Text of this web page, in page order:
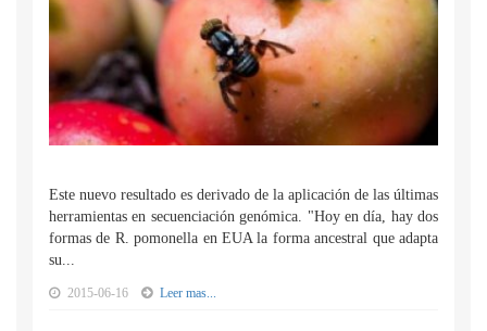
Este nuevo resultado es derivado de la aplicación de las últimas
herramientas en secuenciación genómica. "Hoy en día, hay dos
formas de R. pomonella en EUA la forma ancestral que adapta
su...
2015-06-16 Leer mas...